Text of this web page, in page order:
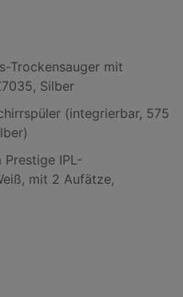
Trockensauger mit
Silber
(integrierbar, 575
Prestige IPL-
mit 2 Aufätze,